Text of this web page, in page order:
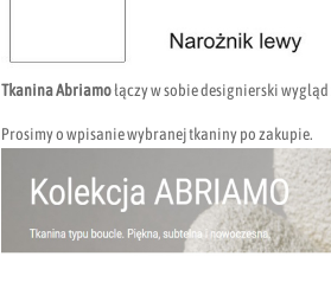
Tkanina Abriamołączy w sobie designierski
Prosimy o wpisanie wybranej tkaniny po zakupie.